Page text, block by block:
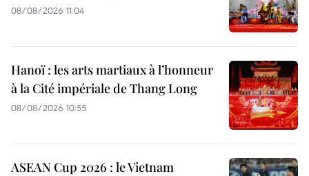
08/08/2026 11:04
Hanoï : les arts martiaux à l’honneur
à la Cité impériale de Thang Long
08/08/2026 10:55
ASEAN Cup 2026 : le Vietnam